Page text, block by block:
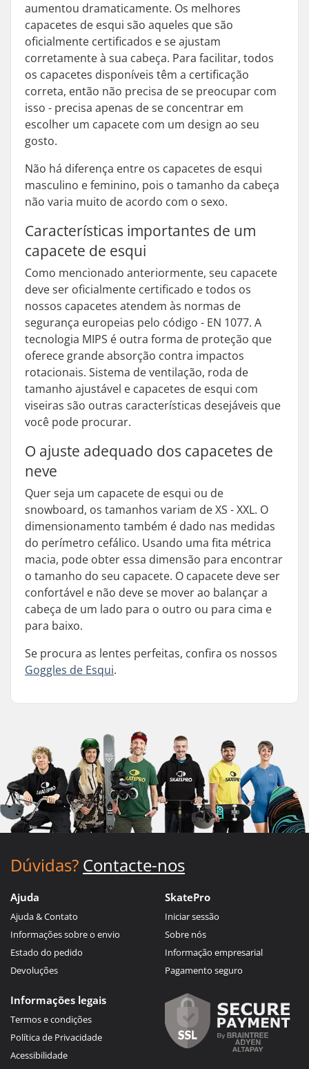
aumentou dramaticamente. Os melhores
capacetes de esqui são aqueles que são
oficialmente certificados e se ajustam
corretamente à sua cabeça. Para facilitar, todos
os capacetes disponíveis têm a certificação
correta, então não precisa de se preocupar com
isso - precisa apenas de se concentrar em
escolher um capacete com um design ao seu
gosto.
Não há diferença entre os capacetes de esqui
masculino e feminino, pois o tamanho da cabeça
não varia muito de acordo com o sexo.
Características importantes de um
capacete de esqui
Como mencionado anteriormente, seu capacete
deve ser oficialmente certificado e todos os
nossos capacetes atendem às normas de
segurança europeias pelo código - EN 1077. A
tecnologia MIPS é outra forma de proteção que
oferece grande absorção contra impactos
rotacionais. Sistema de ventilação, roda de
tamanho ajustável e capacetes de esqui com
viseiras são outras características desejáveis que
você pode procurar.
O ajuste adequado dos capacetes de
neve
Quer seja um capacete de esqui ou de
snowboard, os tamanhos variam de XS - XXL. O
dimensionamento também é dado nas medidas
do perímetro cefálico. Usando uma fita métrica
macia, pode obter essa dimensão para encontrar
o tamanho do seu capacete. O capacete deve ser
confortável e não deve se mover ao balançar a
cabeça de um lado para o outro ou para cima e
para baixo.
Se procura as lentes perfeitas, confira os nossos
Goggles de Esqui.
Dúvidas? Contacte-nos
Ajuda
Ajuda & Contato
Informações sobre o envio
Estado do pedido
Devoluções
SkatePro
Iniciar sessão
Sobre nós
Informação empresarial
Pagamento seguro
Informações legais
Termos e condições
Política de Privacidade
Acessibilidade